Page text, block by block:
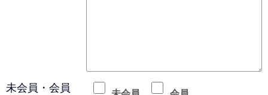
未会員・会員